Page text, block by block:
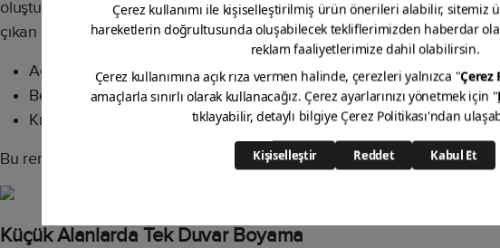
oluşturur. Açık renkli bir odada derin ve koyu bir ton kullanmak mekâna
çıkan kombinasyonlar şunlardır:
Açık gri duvarlar ileantrasit veya kömür grisi
Bej tonları iletoprak, kahve veya kiremit
Kırık beyaz zeminler ile zeytin yeşili veya lacivert
Bu renk uyumları hem modern hem de zamansız bir estetik sunar.
Küçük Alanlarda Tek Duvar Boyama